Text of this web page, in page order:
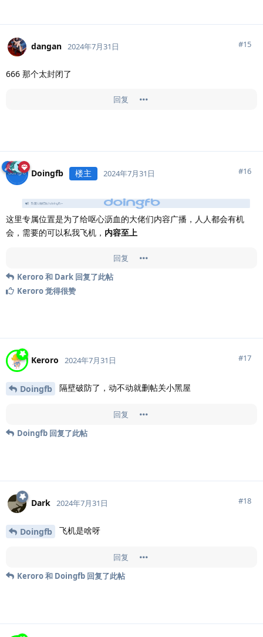
dangan 2024年7月31日 #15
666 那个太封闭了
回复
Doingfb 楼主 2024年7月31日 #16
这里专属位置是为了给呕心沥血的大佬们内容广播，人人都会有机
会，需要的可以私我飞机， 内容至上
回复
Keroro和 Dark 回复了此帖
Keroro觉得很赞
Keroro 2024年7月31日 #17
Doingfb 隔壁破防了，动不动就删帖关小黑屋
回复
Doingfb 回复了此帖
Dark 2024年7月31日 #18
Doingfb 飞机是啥呀
回复
Keroro和 Doingfb 回复了此帖